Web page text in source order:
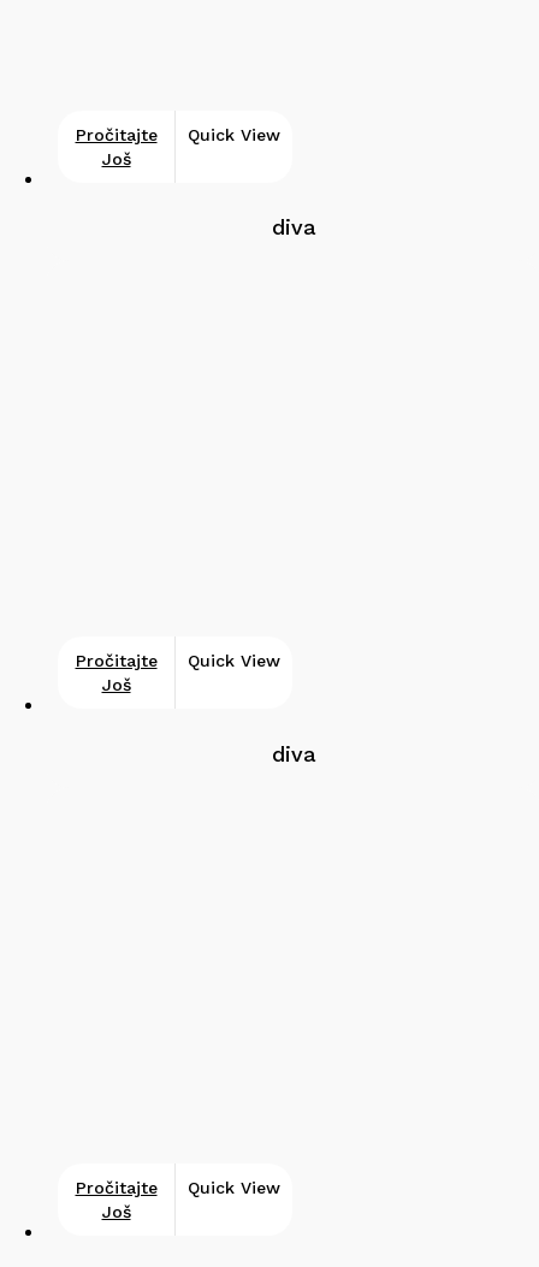
Pročitajte
Još
Quick View
diva
Pročitajte
Još
Quick View
diva
Pročitajte
Još
Quick View